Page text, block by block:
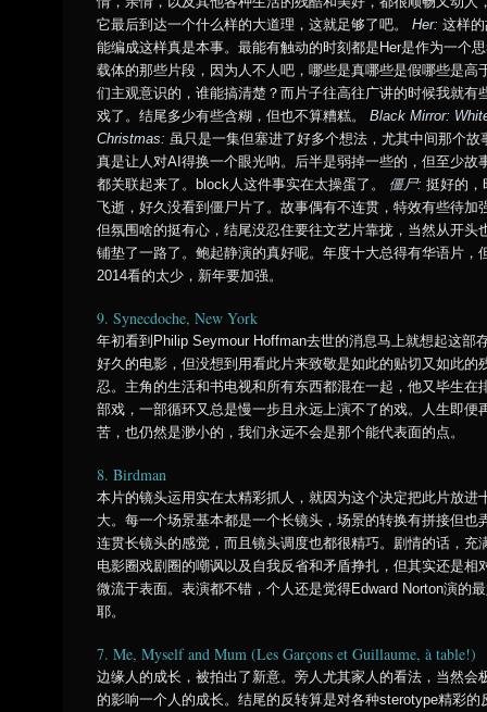
它最后到达一个什么样的大道理，这就足够了吧。 Her: 这样
能编成这样真是本事。最能有触动的时刻都是Her是作为一个
载体的那些片段，因为人不人吧，哪些是真哪些是假哪些是高
们主观意识的，谁能搞清楚？而片子往高往广讲的时候我就有
戏了。结尾多少有些含糊，但也不算糟糕。 Black Mirror:
Christmas: 虽只是一集但塞进了好多个想法，尤其中间那个故
真是让人对AI得换一个眼光呐。后半是弱掉一些的，但至少故
都关联起来了。block人这件事实在太操蛋了。 僵尸: 挺好的，
飞逝，好久没看到僵尸片了。故事偶有不连贯，特效有些待加
但氛围啥的挺有心，结尾没忍住要往文艺片靠拢，当然从开头
铺垫了一路了。鲍起静演的真好呢。年度十大总得有华语片，
2014看的太少，新年要加强。
9. Synecdoche, New York
年初看到Philip Seymour Hoffman去世的消息马上就想起这部
好久的电影，但没想到用看此片来致敬是如此的贴切又如此的
忍。主角的生活和书电视和所有东西都混在一起，他又毕生在
部戏，一部循环又总是慢一步且永远上演不了的戏。人生即便
苦，也仍然是渺小的，我们永远不会是那个能代表面的点。
8. Birdman
本片的镜头运用实在太精彩抓人，就因为这个决定把此片放进
大。每一个场景基本都是一个长镜头，场景的转换有拼接但也
连贯长镜头的感觉，而且镜头调度也都很精巧。剧情的话，充
电影圈戏剧圈的嘲讽以及自我反省和矛盾挣扎，但其实还是相
微流于表面。表演都不错，个人还是觉得Edward Norton演的
耶。
7. Me, Myself and Mum (Les Garçons et Guillaume, à table!)
边缘人的成长，被拍出了新意。旁人尤其家人的看法，当然会
的影响一个人的成长。结尾的反转算是对各种sterotype精彩的